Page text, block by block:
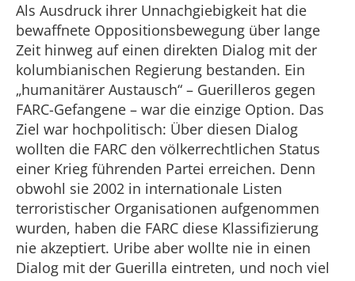
Als Ausdruck ihrer Unnachgiebigkeit hat die
bewaffnete Oppositionsbewegung über lange
Zeit hinweg auf einen direkten Dialog mit der
kolumbianischen Regierung bestanden. Ein
„humanitärer Austausch“ – Guerilleros gegen
FARC-Gefangene – war die einzige Option. Das
Ziel war hochpolitisch: Über diesen Dialog
wollten die FARC den völkerrechtlichen Status
einer Krieg führenden Partei erreichen. Denn
obwohl sie 2002 in internationale Listen
terroristischer Organisationen aufgenommen
wurden, haben die FARC diese Klassifizierung
nie akzeptiert. Uribe aber wollte nie in einen
Dialog mit der Guerilla eintreten, und noch viel